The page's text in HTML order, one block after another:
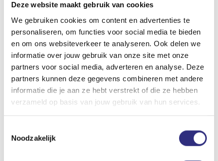
Deze website maakt gebruik van cookies
We gebruiken cookies om content en advertenties te
personaliseren, om functies voor social media te bieden
en om ons websiteverkeer te analyseren. Ook delen we
informatie over jouw gebruik van onze site met onze
partners voor social media, adverteren en analyse. Deze
partners kunnen deze gegevens combineren met andere
informatie die je aan ze hebt verstrekt of die ze hebben
verzameld op basis van jouw gebruik van hun services.
Noodzakelijk
Directly to US Tafeltennis
Subscribe
Directly at the club
USC Amstelcampus